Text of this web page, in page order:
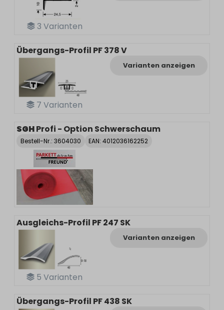
3 Varianten
7 Varianten
Übergangs-Profil PF 378 V
Varianten anzeigen
SGHProfi - Option Schwerschaum
Bestell-Nr.: 3604030 EAN: 4012036162252
5 Varianten
Ausgleichs-Profil PF 247 SK
Varianten anzeigen
Übergangs-Profil PF 438 SK